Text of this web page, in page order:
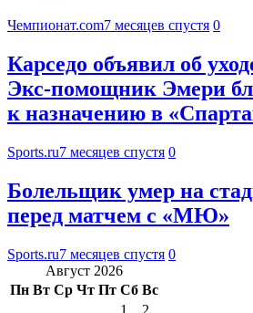
Чемпионат.com7 месяцев спустя 0
Карседо объявил об
Экс-помощник Эмери
к назначению в
Sports.ru7 месяцев спустя 0
Болельщик умер на
перед матчем с «МЮ»
Sports.ru7 месяцев спустя 0
Август 2026
Пн Вт Ср Чт Пт Сб Вс
1
2